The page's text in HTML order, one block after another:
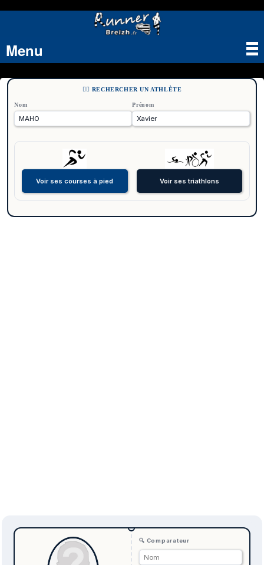
Menu
🏃‍♂️ RECHERCHER UN ATHLÈTE
Nom Prénom
🔍 Comparateur